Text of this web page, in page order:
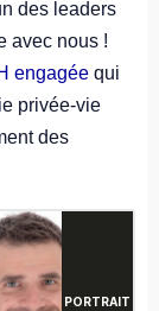
des leaders
avec nous !
engagée qui
privée-vie
des
PORTRAIT